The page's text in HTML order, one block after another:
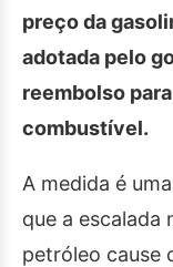
preço da
adotada pelo
reembolso
combustível.
A medida é
que a escalada
petróleo cause